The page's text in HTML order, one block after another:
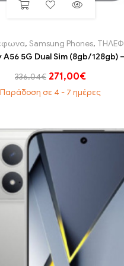
, Samsung Phones,
A56 5G Dual Sim (8gb/128gb)
336,04€ 271,00€
Παράδοση σε 4 - 7 ημέρες